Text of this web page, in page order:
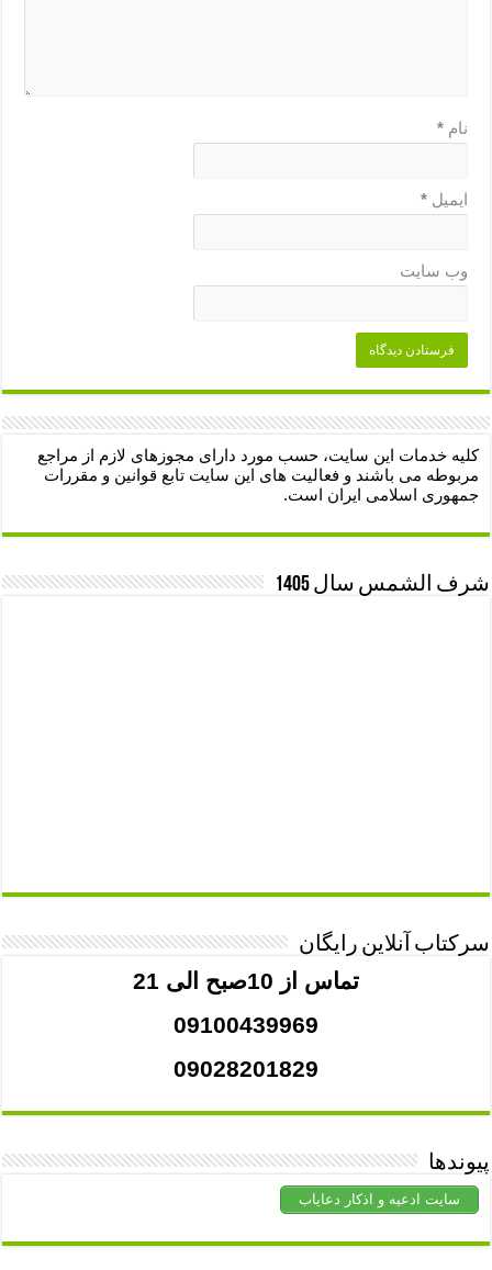
نام*
ایمیل*
وب‌ سایت
کلیه خدمات این سایت، حسب مورد دارای مجوزهای لازم از مراجع
مربوطه می باشند و فعالیت های این سایت تابع قوانین و مقررات
جمهوری اسلامی ایران است.
شرف الشمس سال 1405
سرکتاب آنلاین رایگان
تماس از 10صبح الی 21
09100439969
09028201829
پیوندها
سایت ادعیه و اذکار دعایاب